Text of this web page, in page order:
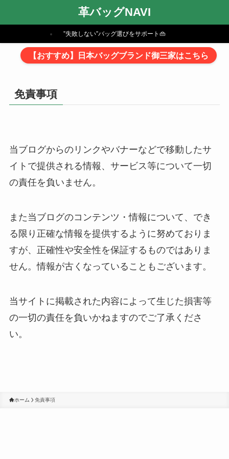
革バッグNAVI
”失敗しない”バッグ選びをサポート👜
【おすすめ】日本バッグブランド御三家はこちら
免責事項
当ブログからのリンクやバナーなどで移動したサ
イトで提供される情報、サービス等について一切
の責任を負いません。
また当ブログのコンテンツ・情報について、でき
る限り正確な情報を提供するように努めておりま
すが、正確性や安全性を保証するものではありま
せん。情報が古くなっていることもございます。
当サイトに掲載された内容によって生じた損害等
の一切の責任を負いかねますのでご了承くださ
い。
ホーム 免責事項